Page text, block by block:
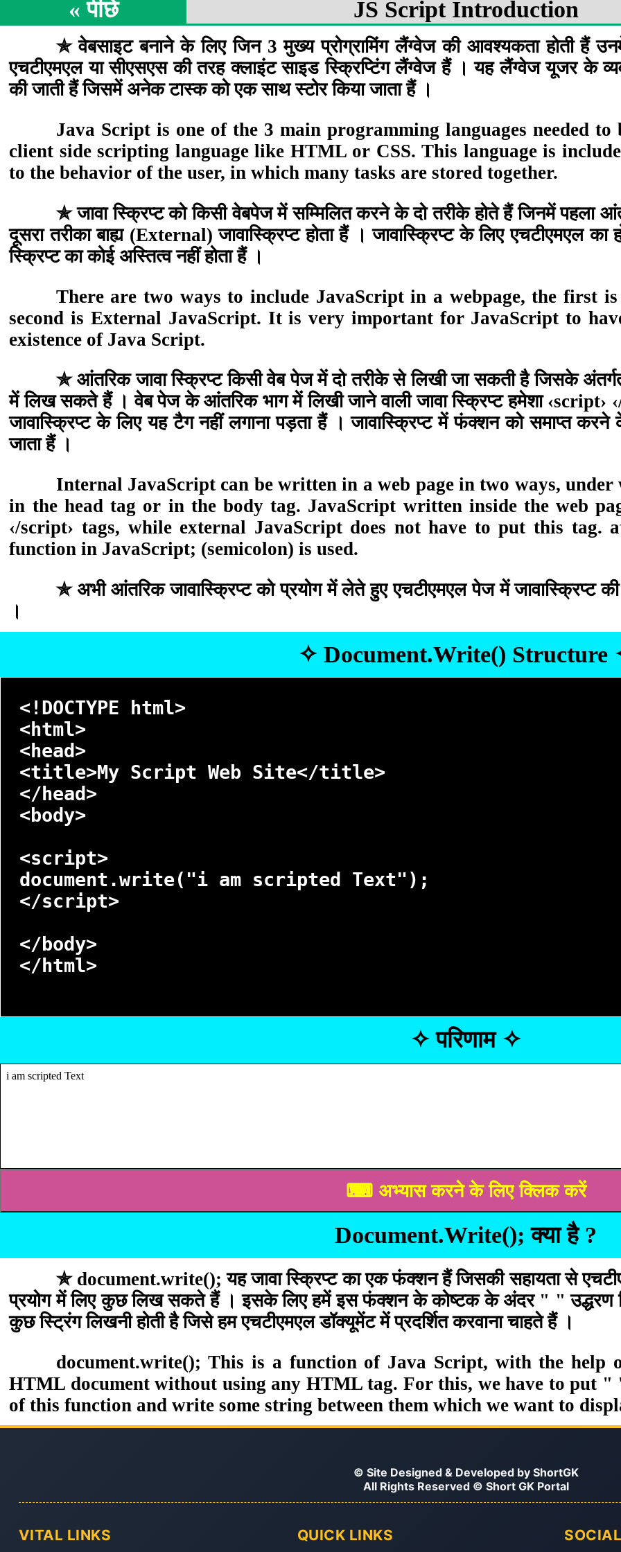
ℋ
HTML
ℂ
CSS
ℐ
Java
Script
℘
PHP
ℑ
Jquery
⌨
Code
Panel
Time
PM
« पीछे JS Script Introduction
✯ वेबसाइट बनाने के लिए जिन 3 मुख्य प्रोग्रामिंग लैंग्वेज की आवश्यकता होती हैं
एचटीएमएल या सीएसएस की तरह क्लाइंट साइड स्क्रिप्टिंग लैंग्वेज हैं । यह लैंग्वेज यूजर के
की जाती हैं जिसमें अनेक टास्क को एक साथ स्टोर किया जाता हैं ।
Java Script is one of the 3 main programming languages ​​needed
client side scripting language like HTML or CSS. This language is
to the behavior of the user, in which many tasks are stored together.
✯ जावा स्क्रिप्ट को किसी वेबपेज में सम्मिलित करने के दो तरीके होते हैं जिनमें पहला
दूसरा तरीका बाह्य (External) जावास्क्रिप्ट होता हैं । जावास्क्रिप्ट के लिए एचटीएमएल
स्क्रिप्ट का कोई अस्तित्व नहीं होता हैं ।
There are two ways to include JavaScript in a webpage, the first
second is External JavaScript. It is very important for JavaScript to
existence of Java Script.
✯ आंतरिक जावा स्क्रिप्ट किसी वेब पेज में दो तरीके से लिखी जा सकती है जिसके
में लिख सकते हैं । वेब पेज के आंतरिक भाग में लिखी जाने वाली जावा स्क्रिप्ट हमेशा ‹script›
जावास्क्रिप्ट के लिए यह टैग नहीं लगाना पड़ता हैं । जावास्क्रिप्ट में फंक्शन को समाप्त
जाता हैं ।
Internal JavaScript can be written in a web page in two ways,
in the head tag or in the body tag. JavaScript written inside the web
‹/script› tags, while external JavaScript does not have to put this tag.
function in JavaScript; (semicolon) is used.
✯ अभी आंतरिक जावास्क्रिप्ट को प्रयोग में लेते हुए एचटीएमएल पेज में
।
✧ Document.Write() Structure
✧ परिणाम ✧
Document.Write(); क्या है ?
✯ document.write(); यह जावा स्क्रिप्ट का एक फंक्शन हैं जिसकी सहायता से
प्रयोग में लिए कुछ लिख सकते हैं । इसके लिए हमें इस फंक्शन के कोष्टक के अंदर " " उद्धरण
कुछ स्ट्रिंग लिखनी होती है जिसे हम एचटीएमएल डॉक्यूमेंट में प्रदर्शित करवाना चाहते हैं ।
document.write(); This is a function of Java Script, with the help
HTML document without using any HTML tag. For this, we have to put
of this function and write some string between them which we want to
© Site Designed & Developed by ShortGK
All Rights Reserved © Short GK Portal
VITAL LINKS QUICK LINKS